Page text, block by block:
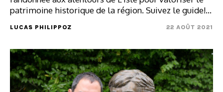
patrimoine historique de la région. Suivez le guide!…
LUCAS PHILIPPOZ 22 AOÛT 2021